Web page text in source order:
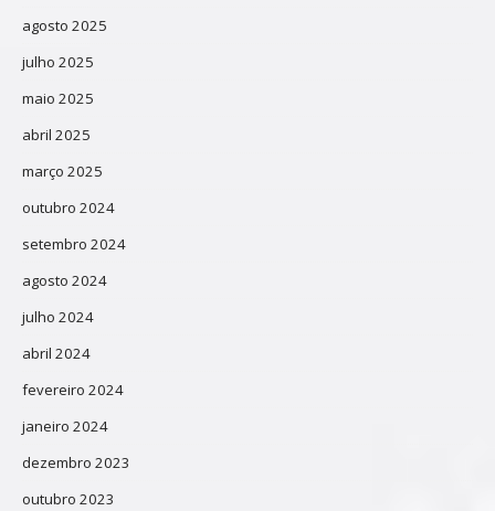
agosto 2025
julho 2025
maio 2025
abril 2025
março 2025
outubro 2024
setembro 2024
agosto 2024
julho 2024
abril 2024
fevereiro 2024
janeiro 2024
dezembro 2023
outubro 2023